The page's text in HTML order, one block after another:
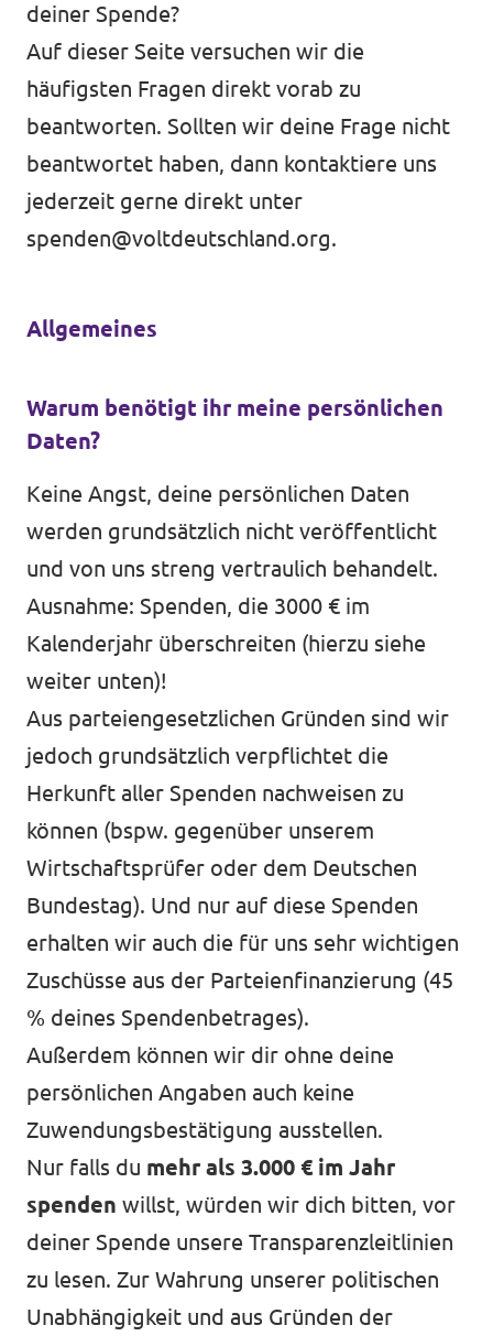
deiner Spende?
Auf dieser Seite versuchen wir die
häufigsten Fragen direkt vorab zu
beantworten. Sollten wir deine Frage nicht
beantwortet haben, dann kontaktiere uns
jederzeit gerne direkt unter
spenden@voltdeutschland.org.
Allgemeines
Warum benötigt ihr meine persönlichen
Daten?
Keine Angst, deine persönlichen Daten
werden grundsätzlich nicht veröffentlicht
und von uns streng vertraulich behandelt.
Ausnahme: Spenden, die 3000 € im
Kalenderjahr überschreiten (hierzu siehe
weiter unten)!
Aus parteiengesetzlichen Gründen sind wir
jedoch grundsätzlich verpflichtet die
Herkunft aller Spenden nachweisen zu
können (bspw. gegenüber unserem
Wirtschaftsprüfer oder dem Deutschen
Bundestag). Und nur auf diese Spenden
erhalten wir auch die für uns sehr wichtigen
Zuschüsse aus der Parteienfinanzierung (45
% deines Spendenbetrages).
Außerdem können wir dir ohne deine
persönlichen Angaben auch keine
Zuwendungsbestätigung ausstellen.
Nur falls du mehr als 3.000 € im Jahr
spenden willst, würden wir dich bitten, vor
deiner Spende unsere Transparenzleitlinien
zu lesen. Zur Wahrung unserer politischen
Unabhängigkeit und aus Gründen der